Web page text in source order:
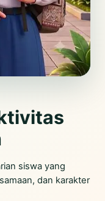
siswa yang
dan karakter